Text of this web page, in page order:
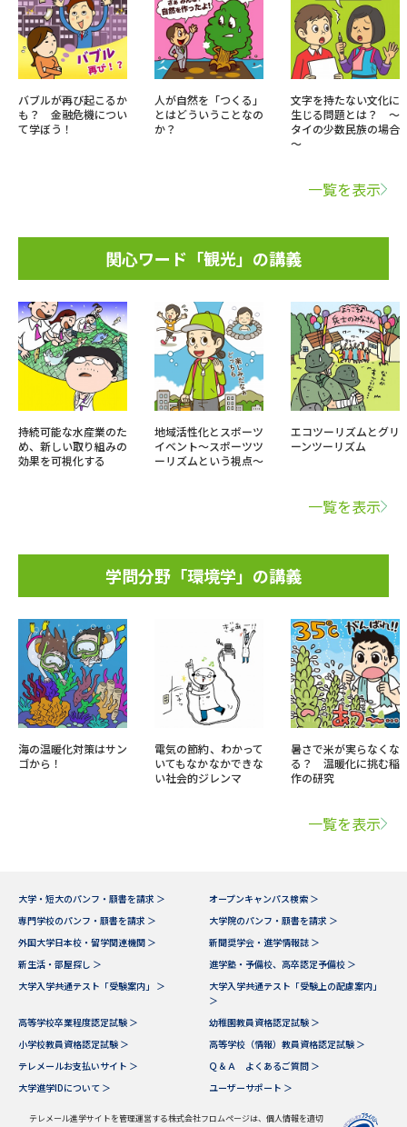
バブルが再び起こるか
も？ 金融危機につい
て学ぼう！
人が自然を「つくる」
とはどういうことなの
か？
文字を持たない文化に
生じる問題とは？ ～
タイの少数民族の場合
～
一覧を表示
関心ワード「観光」の講義
持続可能な水産業のた
め、新しい取り組みの
効果を可視化する
地域活性化とスポーツ
イベント～スポーツツ
ーリズムという視点～
エコツーリズムとグリ
ーンツーリズム
一覧を表示
学問分野「環境学」の講義
海の温暖化対策はサン
ゴから！
電気の節約、わかって
いてもなかなかできな
い社会的ジレンマ
暑さで米が実らなくな
る？ 温暖化に挑む稲
作の研究
一覧を表示
大学・短大のパンフ・願書を請求 ＞
オープンキャンパス検索 ＞
専門学校のパンフ・願書を請求 ＞
大学院のパンフ・願書を請求 ＞
外国大学日本校・留学関連機関 ＞
新聞奨学会・進学情報誌 ＞
新生活・部屋探し ＞
進学塾・予備校、高卒認定予備校 ＞
大学入学共通テスト「受験案内」 ＞
大学入学共通テスト「受験上の配慮案内」
＞
高等学校卒業程度認定試験 ＞
幼稚園教員資格認定試験 ＞
小学校教員資格認定試験 ＞
高等学校（情報）教員資格認定試験 ＞
テレメールお支払いサイト ＞
Ｑ＆Ａ よくあるご質問 ＞
大学進学IDについて ＞
ユーザーサポート ＞
テレメール進学サイトを管理運営する株式会社フロムページは、個人情報を適切